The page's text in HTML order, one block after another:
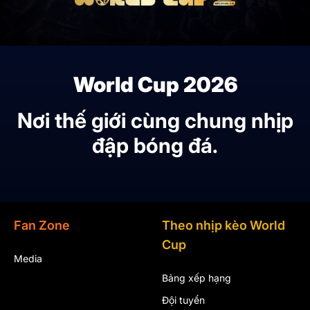
World Cup 2026
Nơi thế giới cùng chung nhịp
đập bóng đá.
Fan Zone
Media
Theo nhịp kèo World
Cup
Bảng xếp hạng
Đội tuyển